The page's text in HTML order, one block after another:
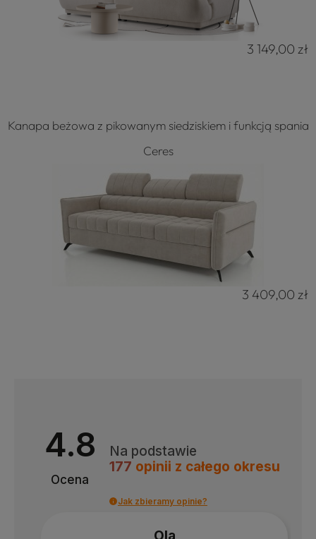
3 149,00 zł
Kanapa beżowa z pikowanym siedziskiem i funkcją spania
Ceres
3 409,00 zł
4.8
Ocena
Na podstawie
177 opinii z całego okresu
Jak zbieramy opinie?
Ola